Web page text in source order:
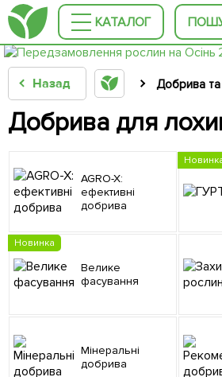
КАТАЛОГ
Назад Добрива та
Добрива для
AGRO-X:
ефективні
добрива
Новинка
Велике
фасування
Мінеральні
добрива